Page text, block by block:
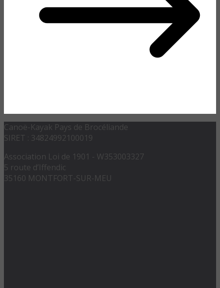
Canoë-Kayak Pays de Brocéliande
SIRET : 34824992100019
Association Loi de 1901 - W353003327
5 route d’Iffendic
35160 MONTFORT-SUR-MEU